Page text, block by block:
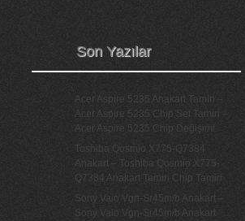
Son Yazılar
Acer Aspire 5235 Anakart Tamiri –
Acer Aspire 5235 Chip Set Tamiri –
Acer Aspire 5235 Chip Değişimi
Toshiba Qosmio X775-Q7384
Anakart – Toshiba Qosmio X775-
Q7384 Anakart Tamiri Chip Tamiri
Sony Vaio Vgn-Sr45m/b Anakart –
Sony Vaio Vgn-Sr45m/b Anakart